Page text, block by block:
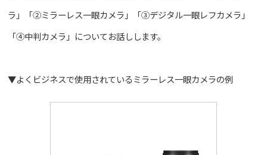
ラ」「②ミラーレス一眼カメラ」「③デジタル一眼レフカメラ」
「④中判カメラ」についてお話しします。
▼よくビジネスで使用されているミラーレス一眼カメラの例